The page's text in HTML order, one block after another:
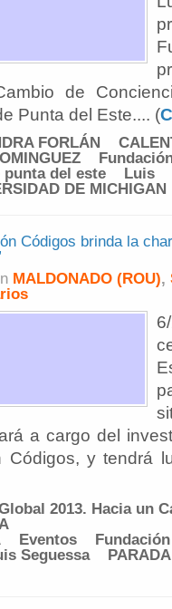
de
Punta del Este.... (
FORLÁN
del este
Luis
DE MICHIGAN
Códigos brinda la
MALDONADO (ROU),
a cargo del
Códigos, y tendrá
2013. Hacia un
Eventos
Seguessa